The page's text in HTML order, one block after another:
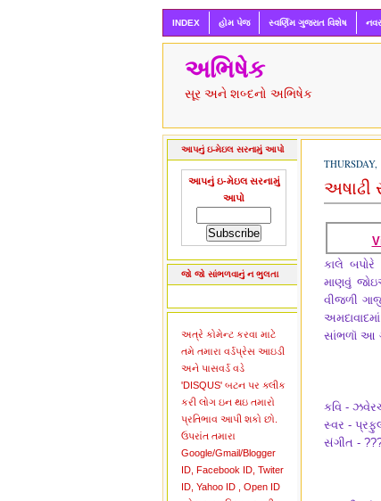
INDEX હોમ પેજ સ્વર્ણિમ ગુજરાત વિશેષ
અભિષેક
સૂર અને શબ્દનો અભિષેક
આપનું ઇ-મેઇલ સરનામું આપો
આપનું ઇ-મેઇલ સરનામું
આપો
જો જો સાંભળવાનું ન ભુલતા
અત્રે કોમેન્ટ કરવા માટે
તમે તમારા વર્ડપ્રેસ આઇડી
અને પાસવર્ડ વડે
'DISQUS' બટન પર ક્લીક
કરી લોગ ઇન થઇ તમારો
પ્રતિભાવ આપી શકો છો.
ઉપરાંત તમારા
Google/Gmail/Blogger
ID, Facebook ID, Twiter
ID, Yahoo ID , Open ID
THURSDAY,
કાલે
માણવું
વીજળી
સાંભળૉ આ
કવિ -
સ્વર -
સંગીત -